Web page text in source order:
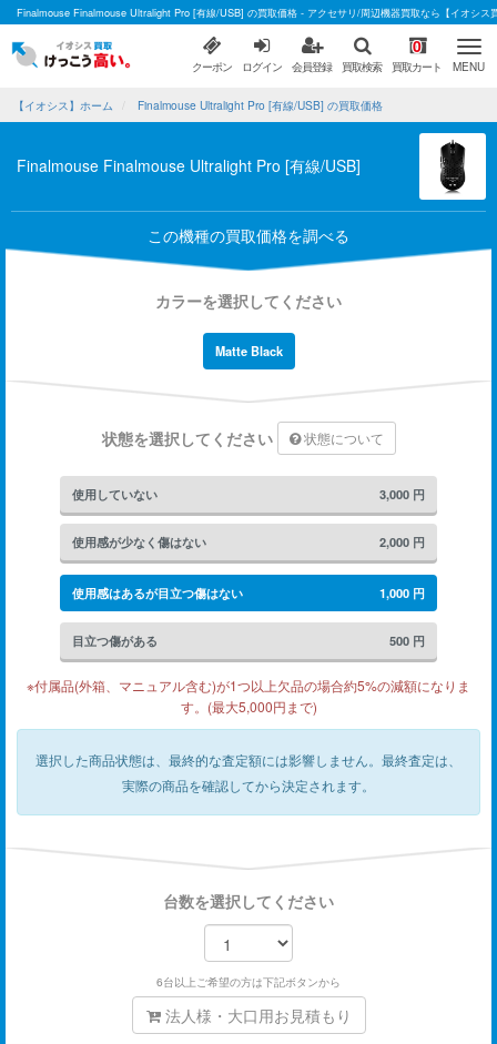
Finalmouse Finalmouse Ultralight Pro [有線/USB] の買取価格 - アクセサリ/周辺機器買取なら【イオシス
クーポン ログイン 会員登録 買取検索
0
買取カート MENU
【イオシス】ホーム Finalmouse Ultralight Pro [有線/USB] の買取価格
Finalmouse Finalmouse Ultralight Pro [有線/USB]
この機種の買取価格を調べる
カラーを選択してください
Matte Black
状態を選択してください 状態について
使用していない 3,000 円
使用感が少なく傷はない 2,000 円
使用感はあるが目立つ傷はない 1,000 円
目立つ傷がある 500 円
※付属品(外箱、マニュアル含む)が1つ以上欠品の場合約5%の減額になりま
す。(最大5,000円まで)
選択した商品状態は、最終的な査定額には影響しません。 最終査定は、
実際の商品を確認してから決定されます。
台数を選択してください
6台以上ご希望の方は下記ボタンから
法人様・大口用お見積もり